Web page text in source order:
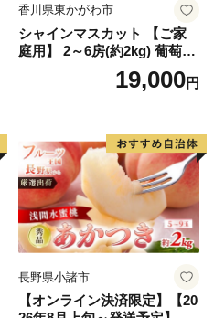
香川県東かがわ市
シャインマスカット 【ご家
庭用】 2～6房(約2kg) 葡萄 ぶ
どう ブドウ フルーツ 果物 く
だもの 果実 旬の果物 旬のフ
19,000円
長野県小諸市
【オンライン決済限定】【20